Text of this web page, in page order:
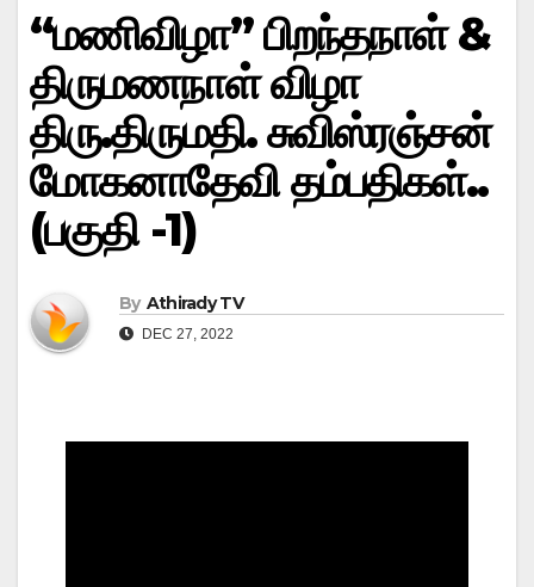
“மணிவிழா” பிறந்தநாள் &
திருமணநாள் விழா
திரு.திருமதி. சுவிஸ்ரஞ்சன்
மோகனாதேவி தம்பதிகள்..
(பகுதி -1)
By Athirady TV
DEC 27, 2022